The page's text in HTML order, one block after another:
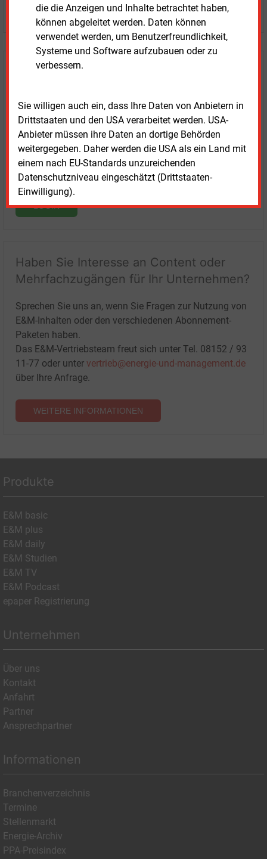
die die Anzeigen und Inhalte betrachtet haben,
können abgeleitet werden. Daten können
verwendet werden, um Benutzerfreundlichkeit,
Systeme und Software aufzubauen oder zu
verbessern.
Sie willigen auch ein, dass Ihre Daten von Anbietern in
Drittstaaten und den USA verarbeitet werden. USA-
Anbieter müssen ihre Daten an dortige Behörden
weitergegeben. Daher werden die USA als ein Land mit
einem nach EU-Standards unzureichenden
Datenschutzniveau eingeschätzt (Drittstaaten-
Einwilligung).
JETZT KOSTENLOS TESTEN
Login für Kunden
LOGIN
Haben Sie Interesse an Content oder
Mehrfachzugängen für Ihr Unternehmen?
Sprechen Sie uns an, wenn Sie Fragen zur Nutzung von
E&M-Inhalten oder den verschiedenen Abonnement-
Paketen haben.
Das E&M-Vertriebsteam freut sich unter Tel. 08152 / 93
11-77 oder unter vertrieb@energie-und-management.de
über Ihre Anfrage.
WEITERE INFORMATIONEN
Produkte
E&M basic
E&M plus
E&M daily
E&M Studien
E&M TV
E&M Podcast
epaper Registrierung
Unternehmen
Über uns
Kontakt
Anfahrt
Partner
Ansprechpartner
Informationen
Branchenverzeichnis
Termine
Stellenmarkt
Energie-Archiv
PPA-Preisindex